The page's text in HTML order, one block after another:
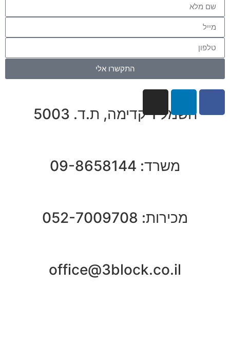
התקשרו אלי
חשמל 1 קדימה, ת.ד. 5003
משרד: 09-8658144
מכירות: 052-7009708
office@3block.co.il